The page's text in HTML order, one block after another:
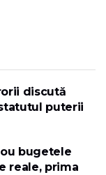
discută
puterii
bugetele
reale, prima